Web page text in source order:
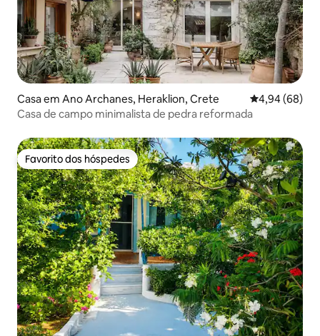
Casa em Ano Archanes, Heraklion, Crete Classificação
4,94 (68)
Casa de campo minimalista de pedra reformada
Favorito dos hóspedes
Favorito dos hóspedes